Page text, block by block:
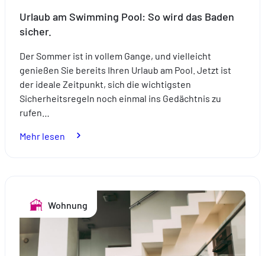
Urlaub am Swimming Pool: So wird das Baden
sicher.
Der Sommer ist in vollem Gange, und vielleicht
genießen Sie bereits Ihren Urlaub am Pool. Jetzt ist
der ideale Zeitpunkt, sich die wichtigsten
Sicherheitsregeln noch einmal ins Gedächtnis zu
rufen…
Mehr lesen
So
wird
das
Baden
Wohnung